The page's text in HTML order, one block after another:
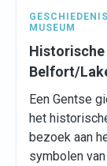
GESCHIEDENIS
MUSEUM
Belfort/
Een Gentse
het
bezoek aan
symbolen